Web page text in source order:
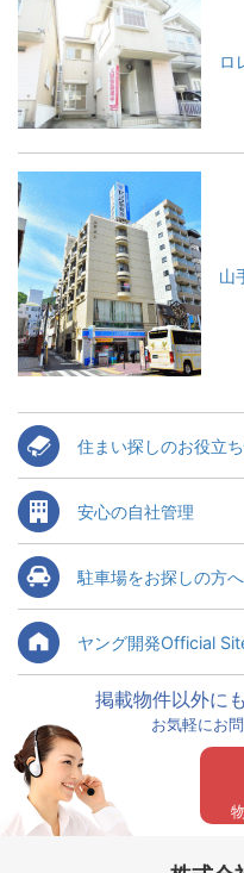
ロ
山
住まい探しのお役立
安心の自社管理
駐車場をお探しの方へ
ヤング開発Official
掲載物件以外に
お気軽にお